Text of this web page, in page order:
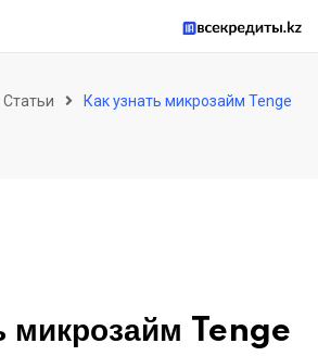
Статьи
Как узнать микрозайм Tenge
микрозайм Tenge